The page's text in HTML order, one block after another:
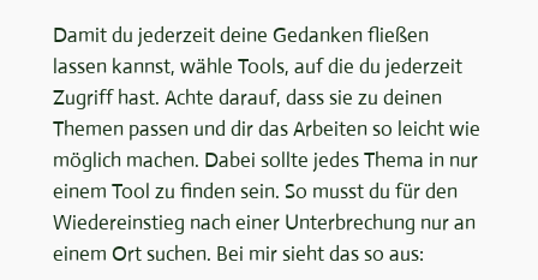
Damit du jederzeit deine Gedanken fließen
lassen kannst, wähle Tools, auf die du jederzeit
Zugriff hast. Achte darauf, dass sie zu deinen
Themen passen und dir das Arbeiten so leicht wie
möglich machen. Dabei sollte jedes Thema in nur
einem Tool zu finden sein. So musst du für den
Wiedereinstieg nach einer Unterbrechung nur an
einem Ort suchen. Bei mir sieht das so aus: